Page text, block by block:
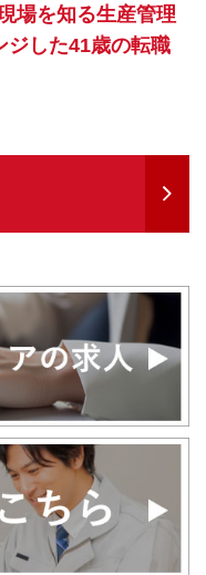
場を知る生産管理
ジした41歳の転職